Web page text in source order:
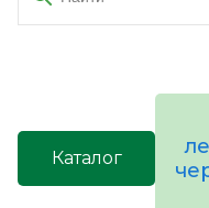
Каталог